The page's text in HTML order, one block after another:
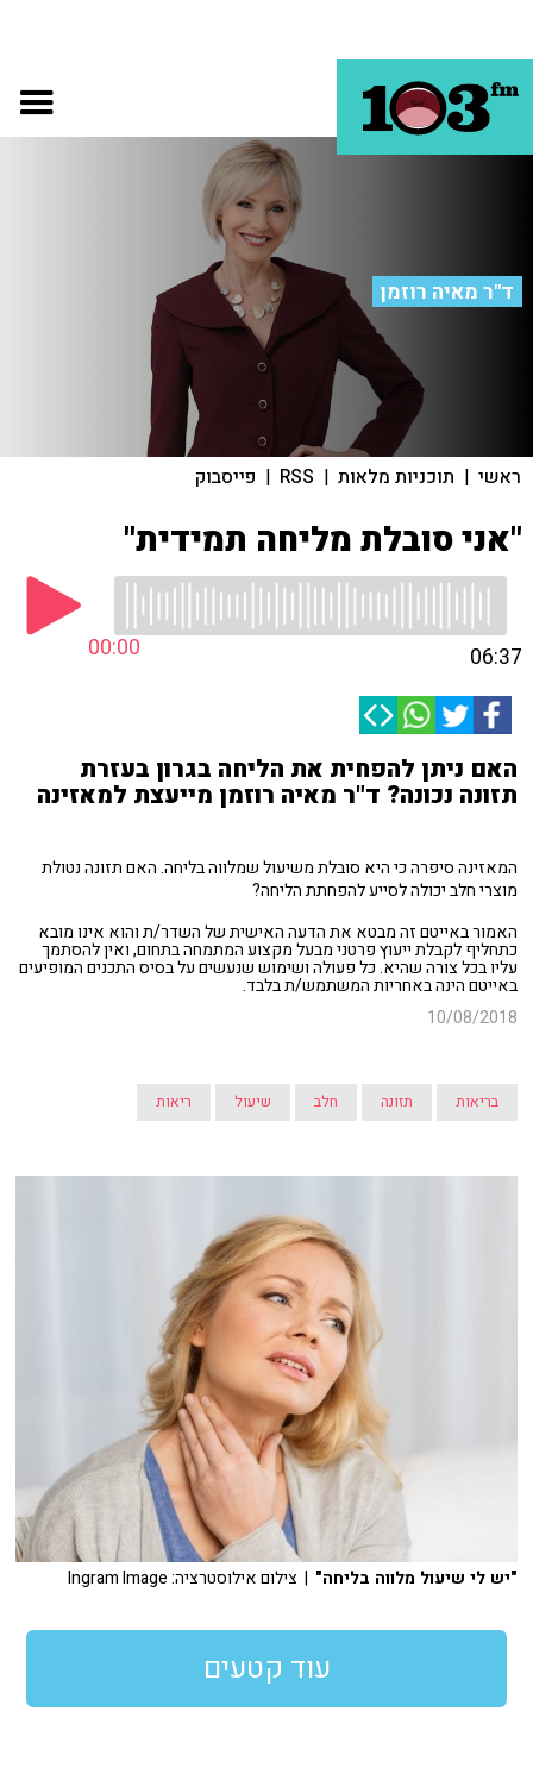
ד"ר מאיה רוזמן
ראשי | תוכניות מלאות |
RSS
| פייסבוק
"אני סובלת מליחה תמידית"
00:00 06:37
האם ניתן להפחית את הליחה בגרון בעזרת
תזונה נכונה? ד"ר מאיה רוזמן מייעצת למאזינה
המאזינה סיפרה כי היא סובלת משיעול שמלווה בליחה. האם תזונה נטולת
מוצרי חלב יכולה לסייע להפחתת הליחה?
האמור באייטם זה מבטא את הדעה האישית של השדר/ת והוא אינו מובא
כתחליף לקבלת ייעוץ פרטני מבעל מקצוע המתמחה בתחום, ואין להסתמך
עליו בכל צורה שהיא. כל פעולה ושימוש שנעשים על בסיס התכנים המופיעים
באייטם הינה באחריות המשתמש/ת בלבד.
10/08/2018
בריאות תזונה חלב שיעול ריאות
"יש לי שיעול מלווה בליחה" | צילום אילוסטרציה: Ingram Image
עוד קטעים